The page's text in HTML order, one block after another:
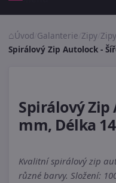
Úvod Galanterie Zipy
Spirálový Zip Autolock -
Spirálový Zip
mm, Délka
Kvalitní spirálový zip
různé barvy. Složení: